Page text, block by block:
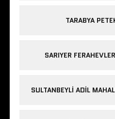
TARABYA
SARIYER
SULTANBEYLI ADIL